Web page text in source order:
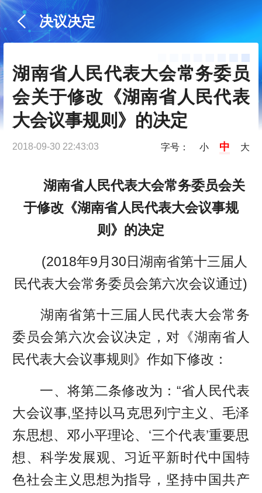
决议决定
湖南省人民代表大会常务委员
会关于修改《湖南省人民代表
大会议事规则》的决定
2018-09-30 22:43:03 字号： 小 中 大
湖南省人民代表大会常务委员会关
于修改《湖南省人民代表大会议事规
则》的决定
(2018年9月30日湖南省第十三届人
民代表大会常务委员会第六次会议通过)
湖南省第十三届人民代表大会常务
委员会第六次会议决定，对《湖南省人
民代表大会议事规则》作如下修改：
一、将第二条修改为：“省人民代表
大会议事,坚持以马克思列宁主义、毛泽
东思想、邓小平理论、‘三个代表’重要思
想、科学发展观、习近平新时代中国特
色社会主义思想为指导，坚持中国共产